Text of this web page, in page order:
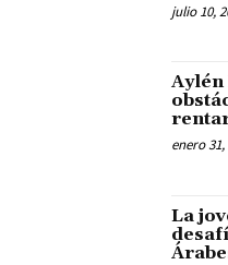
julio 10,
enero 31,
La